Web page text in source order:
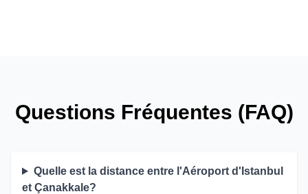
Questions Fréquentes (FAQ)
Quelle est la distance entre l'Aéroport d'Istanbul
et Çanakkale?